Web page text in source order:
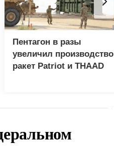
Пентагон в разы
увеличил производство
ракет Patriot и THAAD